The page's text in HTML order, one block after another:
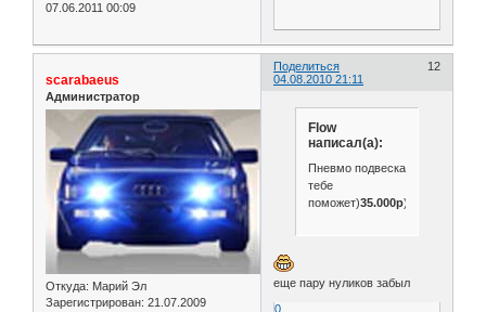
07.06.2011 00:09
Поделиться
12
04.08.2010 21:11
scarabaeus
Администратор
Откуда: Марий Эл
Зарегистрирован: 21.07.2009
Flow
написал(а):
Пневмо подвеска
тебе
поможет)35.000р)))))
еще пару нуликов забыл
0